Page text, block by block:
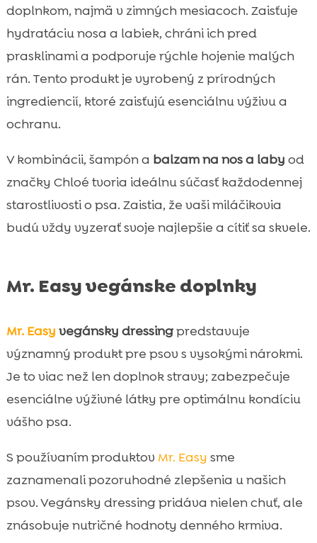
doplnkom, najmä v zimných mesiacoch. Zaisťuje
hydratáciu nosa a labiek, chráni ich pred
prasklinami a podporuje rýchle hojenie malých
rán. Tento produkt je vyrobený z prírodných
ingrediencií, ktoré zaisťujú esenciálnu výživu a
ochranu.
V kombinácii, šampón a balzam na nos a laby od
značky Chloé tvoria ideálnu súčasť každodennej
starostlivosti o psa. Zaistia, že vaši miláčikovia
budú vždy vyzerať svoje najlepšie a cítiť sa skvele.
Mr. Easy vegánske doplnky
Mr. Easy vegánsky dressingpredstavuje
významný produkt pre psov s vysokými nárokmi.
Je to viac než len doplnok stravy; zabezpečuje
esenciálne výživné látky pre optimálnu kondíciu
vášho psa.
S používaním produktov Mr. Easy sme
zaznamenali pozoruhodné zlepšenia u našich
psov. Vegánsky dressing pridáva nielen chuť, ale
znásobuje nutričné hodnoty denného krmiva.